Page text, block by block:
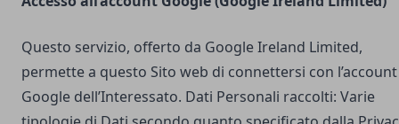
Questo servizio, offerto da Google Ireland Limited,
permette a questo Sito web di connettersi con l’account
Google dell’Interessato. Dati Personali raccolti: Varie